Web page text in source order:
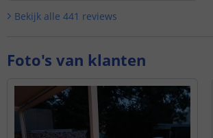
om te kiezen hoe of waar je de solar fakkels
etc...ook zit er n duidelijke
gebruiksaanwijzing bij.
daarom had ik er al extra bij besteld!
Bekijk alle 441 reviews
Foto's van klanten